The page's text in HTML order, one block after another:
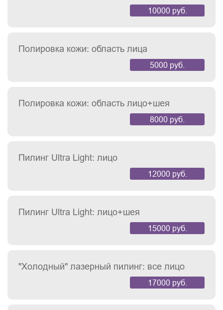
10000 руб.
Полировка кожи: область лица
5000 руб.
Полировка кожи: область лицо+шея
8000 руб.
Пилинг Ultra Light: лицо
12000 руб.
Пилинг Ultra Light: лицо+шея
15000 руб.
"Холодный" лазерный пилинг: все лицо
17000 руб.